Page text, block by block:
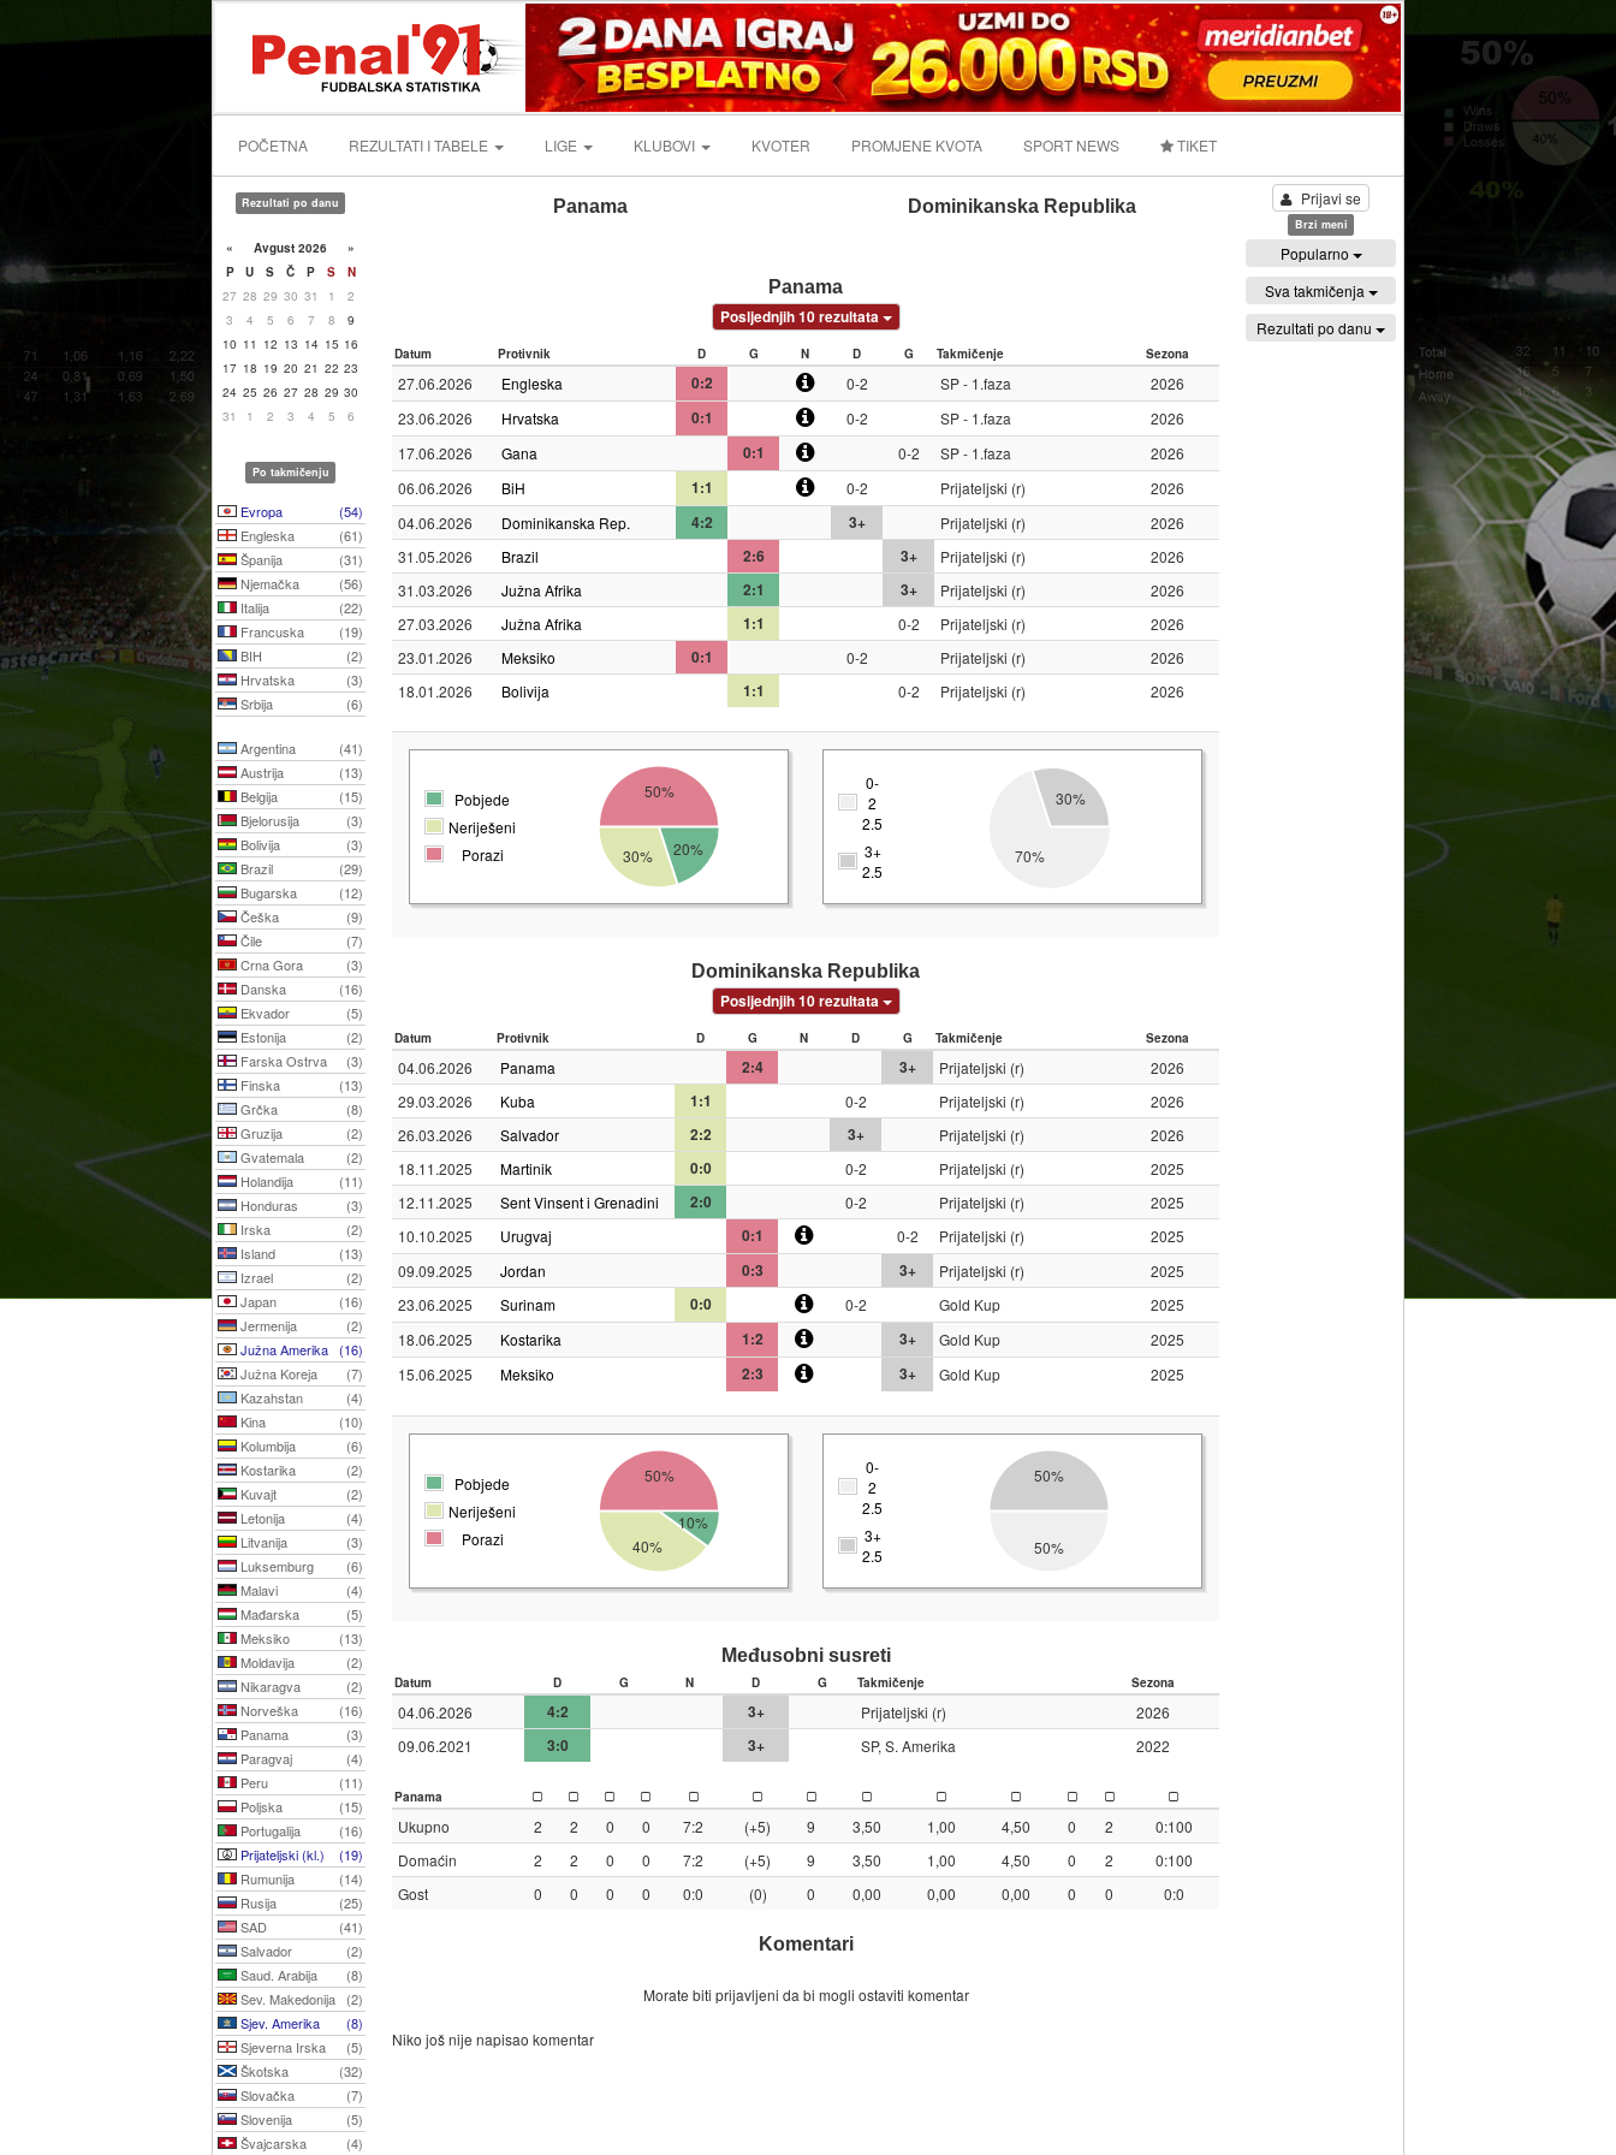
POČETNA REZULTATI I TABELE LIGE KLUBOVI KVOTER PROMJENE KVOTA SPORT NEWS TIKET
Rezultati po danu
« Avgust 2026
»
P
U S Č P S
N
27 28 29 30 31 1
2
3
4 5 6 7 8
9
10 11 12 13 14 15 16
17 18 19 20 21 22 23
24 25 26 27 28 29 30
31
1 2 3 4 5 6
Po takmičenju
Evropa
(54)
Engleska
(61)
Španija
(31)
Njemačka
(56)
Italija
(22)
Francuska
(19)
BIH
(2)
Hrvatska
(3)
Srbija
(6)
Argentina
(41)
Austrija
(13)
Belgija
(15)
Bjelorusija
(3)
Bolivija
(3)
Brazil
(29)
Bugarska
(12)
Češka
(9)
Čile
(7)
Crna Gora
(3)
Danska
(16)
Ekvador
(5)
Estonija
(2)
Farska Ostrva
(3)
Finska
(13)
Grčka
(8)
Gruzija
(2)
Gvatemala
(2)
Holandija
(11)
Honduras
(3)
Irska
(2)
Island
(13)
Izrael
(2)
Japan
(16)
Jermenija
(2)
Južna Amerika (16)
Južna Koreja
(7)
Kazahstan
(4)
Kina
(10)
Kolumbija
(6)
Kostarika
(2)
Kuvajt
(2)
Letonija
(4)
Litvanija
(3)
Luksemburg
(6)
Malavi
(4)
Mađarska
(5)
Meksiko
(13)
Moldavija
(2)
Nikaragva
(2)
Norveška
(16)
Panama
(3)
Paragvaj
(4)
Peru
(11)
Poljska
(15)
Portugalija
(16)
Prijateljski (kl.)
(19)
Rumunija
(14)
Rusija
(25)
SAD
(41)
Salvador
(2)
Saud. Arabija
(8)
Sev. Makedonija
(2)
Sjev. Amerika
(8)
Sjeverna Irska
(5)
Škotska
(32)
Slovačka
(7)
Slovenija
(5)
Švajcarska
(4)
Panama Dominikanska Republika
Panama
Posljednjih 10 rezultata
Datum Protivnik D G N D G Takmičenje Sezona
27.06.2026 Engleska 0:2 0-2 SP - 1.faza
2026
23.06.2026
Hrvatska 0:1 0-2 SP - 1.faza
2026
17.06.2026
Gana 0:1 0-2 SP - 1.faza
2026
06.06.2026
BiH 1:1 0-2 Prijateljski (r)
2026
04.06.2026
Dominikanska Rep. 4:2 3+ Prijateljski (r)
2026
31.05.2026
Brazil 2:6 3+ Prijateljski (r)
2026
31.03.2026
Južna Afrika 2:1 3+ Prijateljski (r)
2026
27.03.2026
Južna Afrika 1:1 0-2 Prijateljski (r)
2026
23.01.2026
Meksiko 0:1 0-2 Prijateljski (r)
2026
18.01.2026
Bolivija 1:1 0-2 Prijateljski (r) 2026
Pobjede
Neriješeni
Porazi
20%
30%
50%
0-
2
2.5
3+
2.5
70%
30%
Dominikanska Republika
Posljednjih 10 rezultata
Datum Protivnik D G N D G Takmičenje Sezona
04.06.2026 Panama 2:4 3+ Prijateljski (r)
2026
29.03.2026
Kuba 1:1 0-2 Prijateljski (r)
2026
26.03.2026
Salvador 2:2 3+ Prijateljski (r)
2026
18.11.2025
Martinik 0:0 0-2 Prijateljski (r)
2025
12.11.2025
Sent Vinsent i Grenadini 2:0 0-2 Prijateljski (r)
2025
10.10.2025
Urugvaj 0:1 0-2 Prijateljski (r)
2025
09.09.2025
Jordan 0:3 3+ Prijateljski (r)
2025
23.06.2025
Surinam 0:0 0-2 Gold Kup
2025
18.06.2025
Kostarika 1:2 3+ Gold Kup
2025
15.06.2025
Meksiko 2:3 3+ Gold Kup 2025
Pobjede
Neriješeni
Porazi
10%
40%
50%
0-
2
2.5
3+
2.5
50%
50%
Međusobni susreti
Datum D G N D G Takmičenje Sezona
04.06.2026 4:2 3+ Prijateljski (r)
2026
09.06.2021
3:0 3+ SP, S. Amerika 2022
Panama
Ukupno 2 2 0 0 7:2 (+5) 9 3,50 1,00 4,50 0 2
0:100
Domaćin
2 2 0 0 7:2 (+5) 9 3,50 1,00 4,50 0 2
0:100
Gost
0 0 0 0 0:0 (0) 0 0,00 0,00 0,00 0 0 0:0
Komentari
Morate biti prijavljeni da bi mogli ostaviti komentar
Niko još nije napisao komentar
Prijavi se
Brzi meni
Popularno
Sva takmičenja
Rezultati po danu